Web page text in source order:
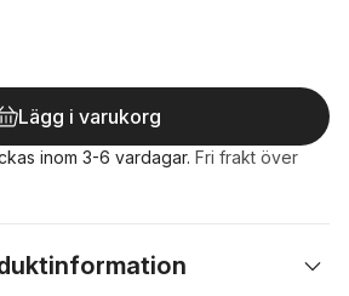
Lägg i varukorg
inom 3-6 vardagar. Fri frakt över